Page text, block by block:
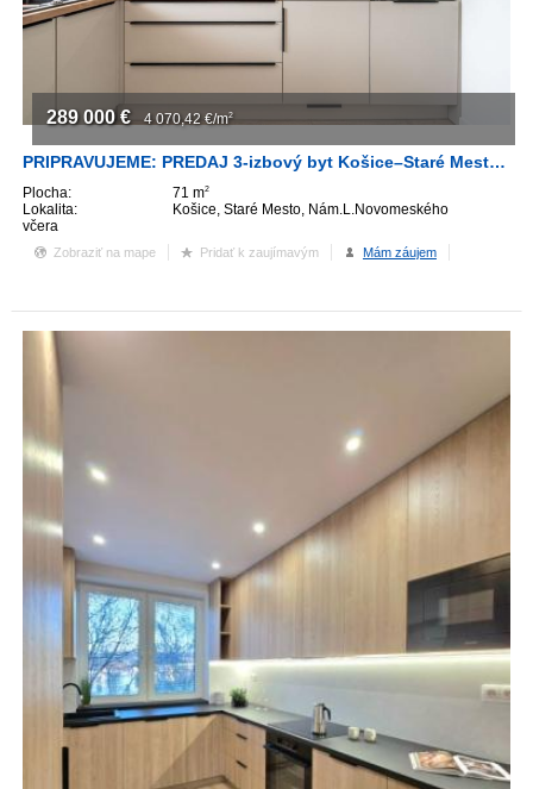
PARTNERI
OBCHODNÉ PODMIENKY
PRIPRAVUJEME: PREDAJ 3-izbový byt Košice–Staré Mesto, L. Novomeského
Plocha: 71 m2
Lokalita:
Košice, Staré Mesto, Nám.L.Novomeského
včera
289 000 € 4 070,42 €/m2
Zobraziť na mape Pridať k zaujímavým Mám záujem